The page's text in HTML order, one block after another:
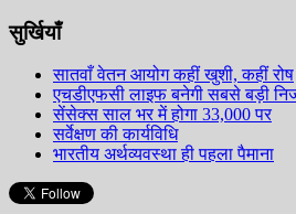
सुर्खियाँ
सातवाँ वेतन आयोग कहीं खुशी, कहीं रोष
एचडीएफसी लाइफ बनेगी सबसे बड़ी
सेंसेक्स साल भर में होगा 33,000 पर
सर्वेक्षण की कार्यविधि
भारतीय अर्थव्यवस्था ही पहला पैमाना